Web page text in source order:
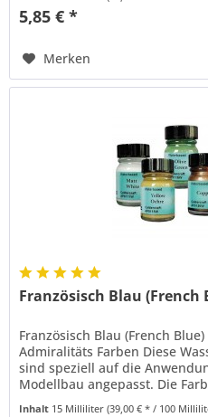
5,85 € *
Merken
Französisch Blau (French
Französisch Blau (French
Admiralitäts Farben Diese
sind speziell auf die
Modellbau angepasst. Die
Standardfarben der
Inhalt 15 Milliliter(39,00 € * / 100